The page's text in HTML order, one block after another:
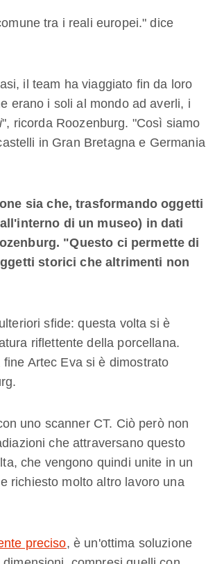
tra i reali europei." dice
il team ha viaggiato fin da loro
erano i soli al mondo ad averli, i
", ricorda Roozenburg. "Così siamo
in Gran Bretagna e Germania
sia che, trasformando oggetti
di un museo) in dati
"Questo ci permette di
storici che altrimenti non
sfide: questa volta si è
riflettente della porcellana.
Artec Eva si è dimostrato
uno scanner CT. Ciò però non
che attraversano questo
che vengono quindi unite in un
richiesto molto altro lavoro una
preciso, è un'ottima soluzione